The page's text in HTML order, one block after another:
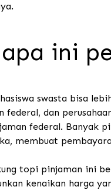
ini
swasta bisa
federal, dan
federal. Banyak
membuat
topi pinjaman ini
kenaikan harga